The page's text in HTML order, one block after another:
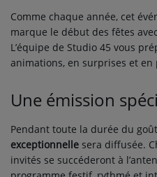
DÉDICACES
Contact
Se connecter
Comme chaque année, cet
marque le début des fêtes
L’équipe de Studio 45 vous
animations, en surprises et en
Une émission
Pendant toute la durée du
exceptionnelle sera diffusée.
invités se succéderont à